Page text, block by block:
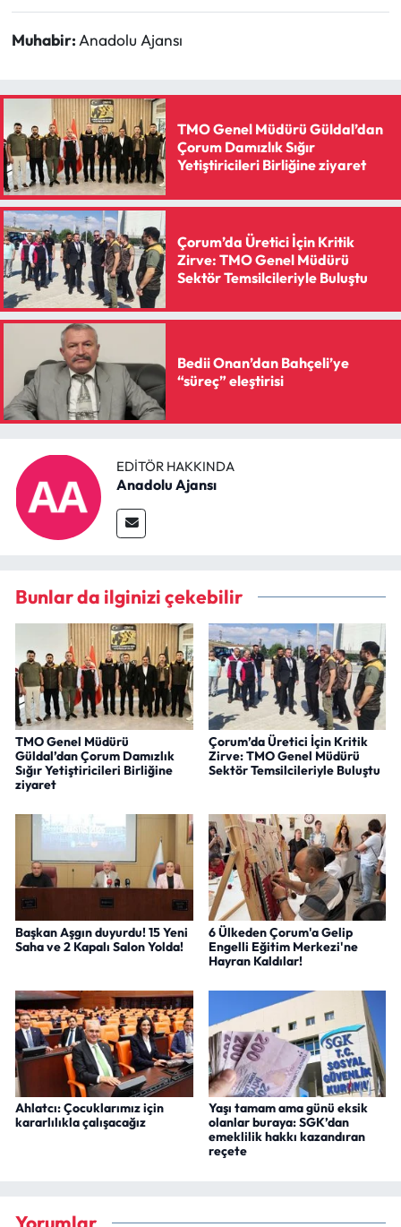
Muhabir:Anadolu Ajansı
TMO Genel Müdürü Güldal’dan
Çorum Damızlık Sığır
Yetiştiricileri Birliğine ziyaret
Çorum’da Üretici İçin Kritik
Zirve: TMO Genel Müdürü
Sektör Temsilcileriyle Buluştu
Bedii Onan’dan Bahçeli’ye
“süreç” eleştirisi
EDITÖR HAKKINDA
Anadolu Ajansı
Bunlar da ilginizi çekebilir
TMO Genel Müdürü
Güldal’dan Çorum Damızlık
Sığır Yetiştiricileri Birliğine
ziyaret
Çorum’da Üretici İçin Kritik
Zirve: TMO Genel Müdürü
Sektör Temsilcileriyle Buluştu
Başkan Aşgın duyurdu! 15 Yeni
Saha ve 2 Kapalı Salon Yolda!
6 Ülkeden Çorum'a Gelip
Engelli Eğitim Merkezi'ne
Hayran Kaldılar!
Ahlatcı: Çocuklarımız için
kararlılıkla çalışacağız
Yaşı tamam ama günü eksik
olanlar buraya: SGK’dan
emeklilik hakkı kazandıran
reçete